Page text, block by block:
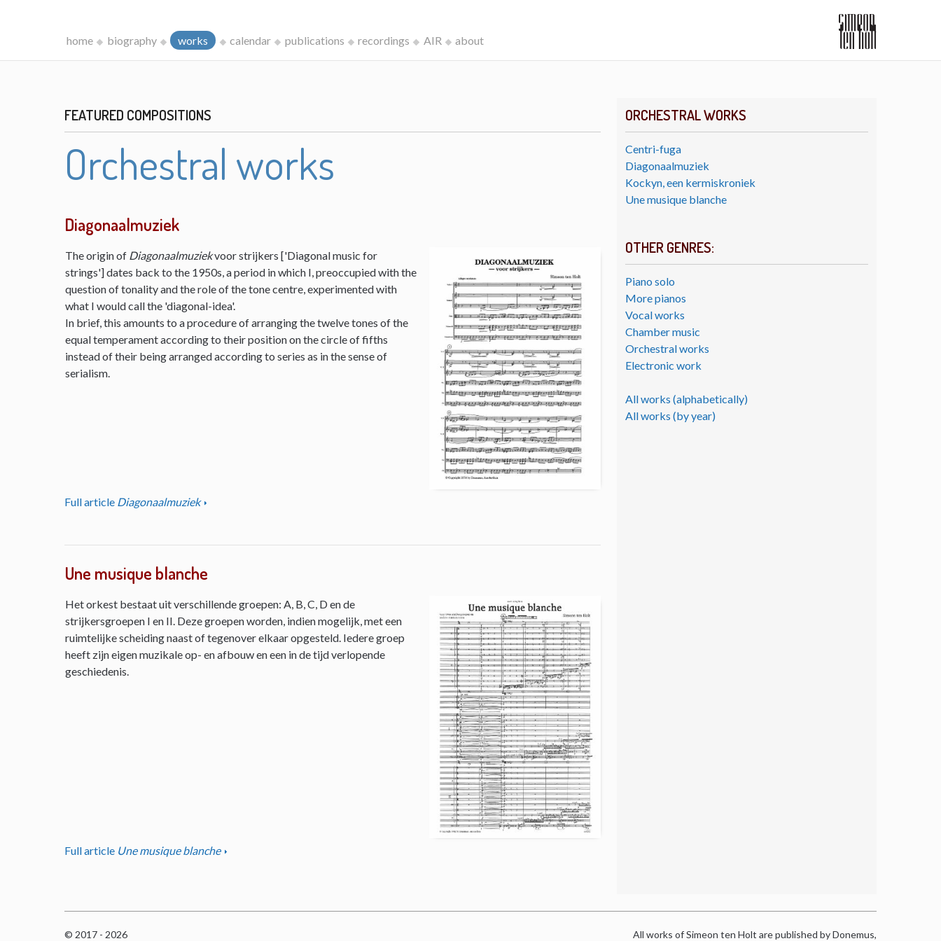
home biography works calendar publications recordings AIR about
ORCHESTRAL WORKS
Centri-fuga
Diagonaalmuziek
Kockyn, een kermiskroniek
Une musique blanche
OTHER GENRES:
Piano solo
More pianos
Vocal works
Chamber music
Orchestral works
Electronic work
All works (alphabetically)
All works (by year)
FEATURED COMPOSITIONS
Orchestral works
Diagonaalmuziek
The origin of Diagonaalmuziekvoor strijkers ['Diagonal music for
strings'] dates back to the 1950s, a period in which I, preoccupied with the
question of tonality and the role of the tone centre, experimented with
what I would call the 'diagonal-idea'.
In brief, this amounts to a procedure of arranging the twelve tones of the
equal temperament according to their position on the circle of fifths
instead of their being arranged according to series as in the sense of
serialism.
Full article Diagonaalmuziek
Une musique blanche
Het orkest bestaat uit verschillende groepen: A, B, C, D en de
strijkersgroepen I en II. Deze groepen worden, indien mogelijk, met een
ruimtelijke scheiding naast of tegenover elkaar opgesteld. Iedere groep
heeft zijn eigen muzikale op- en afbouw en een in de tijd verlopende
geschiedenis.
Full article Une musique blanche
© 2017 - 2026 All works of Simeon ten Holt are published by Donemus,